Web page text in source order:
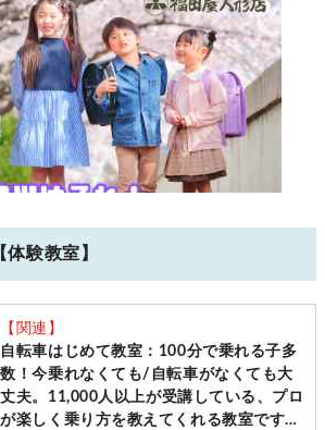
体験教室】
【関連】
自転車はじめて教室：100分で乗れる子多
数！今乗れなくても/自転車がなくても大
丈夫。11,000人以上が受講している、プロ
が楽しく乗り方を教えてくれる教室です